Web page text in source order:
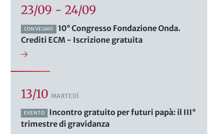
23/09 - 24/09
CONVEGNO
10° Congresso Fondazione Onda.
Crediti ECM - Iscrizione gratuita
13/10 MARTEDÌ
EVENTO
Incontro gratuito per futuri papà: il III°
trimestre di gravidanza